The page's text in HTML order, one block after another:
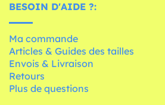
BESOIN D'AIDE ?:
Ma commande
Articles & Guides des tailles
Envois & Livraison
Retours
Plus de questions